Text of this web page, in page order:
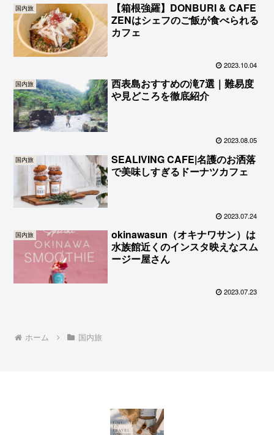
国内旅
【箱根強羅】DONBURI & CAFE
ZENはシェフのご飯が食べられる
カフェ
2023.10.04
国内旅
西表島おすすめの滝7選｜難易度
や見どころを徹底紹介
2023.08.05
国内旅
SEALIVING CAFE|名護のお洒落
で美味しすぎるドーナツカフェ
2023.07.24
国内旅
okinawasun（オキナワサン）は
水族館近くのインスタ映えなスム
ージー屋さん
2023.07.23
ホーム 国内旅